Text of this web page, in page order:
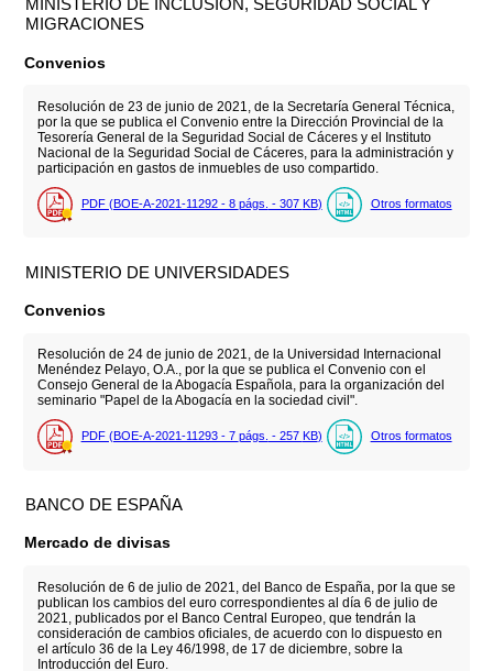
MINISTERIO DE INCLUSIÓN, SEGURIDAD SOCIAL Y
MIGRACIONES
Convenios
Resolución de 23 de junio de 2021, de la Secretaría General Técnica,
por la que se publica el Convenio entre la Dirección Provincial de la
Tesorería General de la Seguridad Social de Cáceres y el Instituto
Nacional de la Seguridad Social de Cáceres, para la administración y
participación en gastos de inmuebles de uso compartido.
PDF (BOE-A-2021-11292 - 8 págs. - 307 KB) Otros formatos
MINISTERIO DE UNIVERSIDADES
Convenios
Resolución de 24 de junio de 2021, de la Universidad Internacional
Menéndez Pelayo, O.A., por la que se publica el Convenio con el
Consejo General de la Abogacía Española, para la organización del
seminario "Papel de la Abogacía en la sociedad civil".
PDF (BOE-A-2021-11293 - 7 págs. - 257 KB) Otros formatos
BANCO DE ESPAÑA
Mercado de divisas
Resolución de 6 de julio de 2021, del Banco de España, por la que se
publican los cambios del euro correspondientes al día 6 de julio de
2021, publicados por el Banco Central Europeo, que tendrán la
consideración de cambios oficiales, de acuerdo con lo dispuesto en
el artículo 36 de la Ley 46/1998, de 17 de diciembre, sobre la
Introducción del Euro.